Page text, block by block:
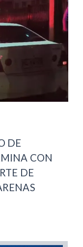
DE
CON
DE